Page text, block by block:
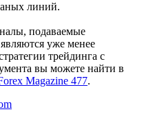
линий.
подаваемые
уже менее
трейдинга с
вы можете найти в
Magazine 477.